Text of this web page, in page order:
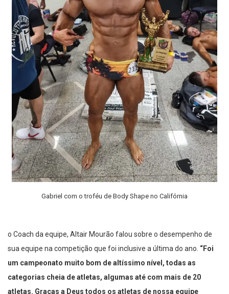
Gabriel com o troféu de Body Shape no Califórnia
o Coach da equipe, Altair Mourão falou sobre o desempenho de
sua equipe na competição que foi inclusive a última do ano.
“Foi
um campeonato muito bom de altíssimo nível, todas as
categorias cheia de atletas, algumas até com mais de 20